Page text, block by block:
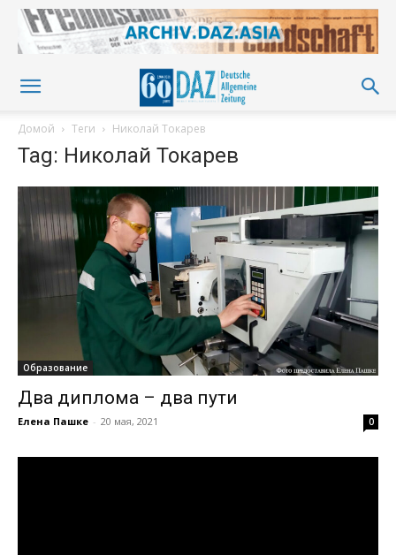
Домой Теги Николай Токарев
Tag: Николай Токарев
Образование
Два диплома – два пути
Елена Пашке - 20 мая, 2021 0